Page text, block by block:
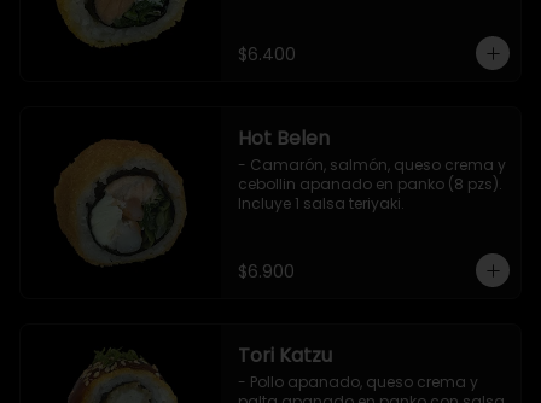
$6.400
Hot Belen
- Camarón, salmón, queso crema y
cebollin apanado en panko (8 pzs).
Incluye 1 salsa teriyaki.
$6.900
Tori Katzu
- Pollo apanado, queso crema y